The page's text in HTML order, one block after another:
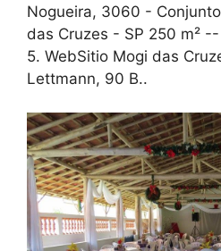
Nogueira, 3060 -
das Cruzes - SP 250 m²
5. WebSitio Mogi das
Lettmann, 90 B..